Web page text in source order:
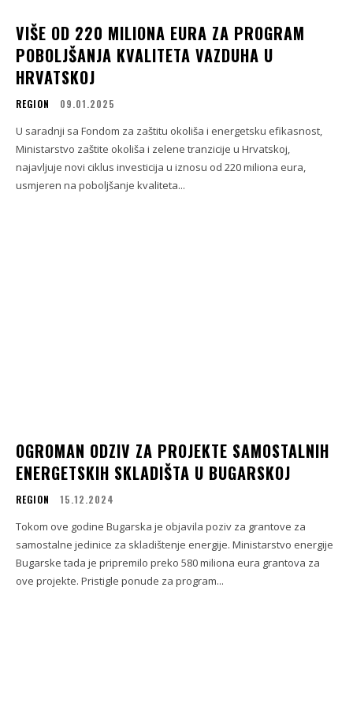
VIŠE OD 220 MILIONA EURA ZA PROGRAM
POBOLJŠANJA KVALITETA VAZDUHA U
HRVATSKOJ
REGION 09.01.2025
U saradnji sa Fondom za zaštitu okoliša i energetsku efikasnost,
Ministarstvo zaštite okoliša i zelene tranzicije u Hrvatskoj,
najavljuje novi ciklus investicija u iznosu od 220 miliona eura,
usmjeren na poboljšanje kvaliteta...
OGROMAN ODZIV ZA PROJEKTE SAMOSTALNIH
ENERGETSKIH SKLADIŠTA U BUGARSKOJ
REGION 15.12.2024
Tokom ove godine Bugarska je objavila poziv za grantove za
samostalne jedinice za skladištenje energije. Ministarstvo energije
Bugarske tada je pripremilo preko 580 miliona eura grantova za
ove projekte. Pristigle ponude za program...